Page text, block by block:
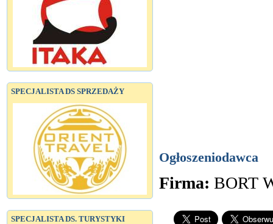
SPECJALISTA DS SPRZEDAŻY
SPECJALISTA DS. TURYSTYKI
Ogłoszeniodawca
Firma: BORT